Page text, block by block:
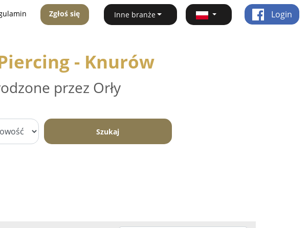
Zgłoś się Inne branże Login
- Knurów
przez Orły
Szukaj